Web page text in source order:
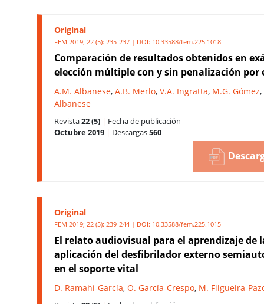
Original
FEM 2019; 22 (5): 235-237 | DOI: 10.33588/fem.225.1018
Comparación de resultados obtenidos en
elección múltiple con y sin penalización por
A.M. Albanese, A.B. Merlo, V.A. Ingratta, M.G. Gómez,
Albanese
Revista22 (5) | Fecha de publicación
Octubre 2019 | Descargas560
Original
FEM 2019; 22 (5): 239-244 | DOI: 10.33588/fem.225.1015
El relato audiovisual para el aprendizaje de
aplicación del desfibrilador externo
en el soporte vital
D. Ramahí-García, O. García-Crespo, M. Filgueira-